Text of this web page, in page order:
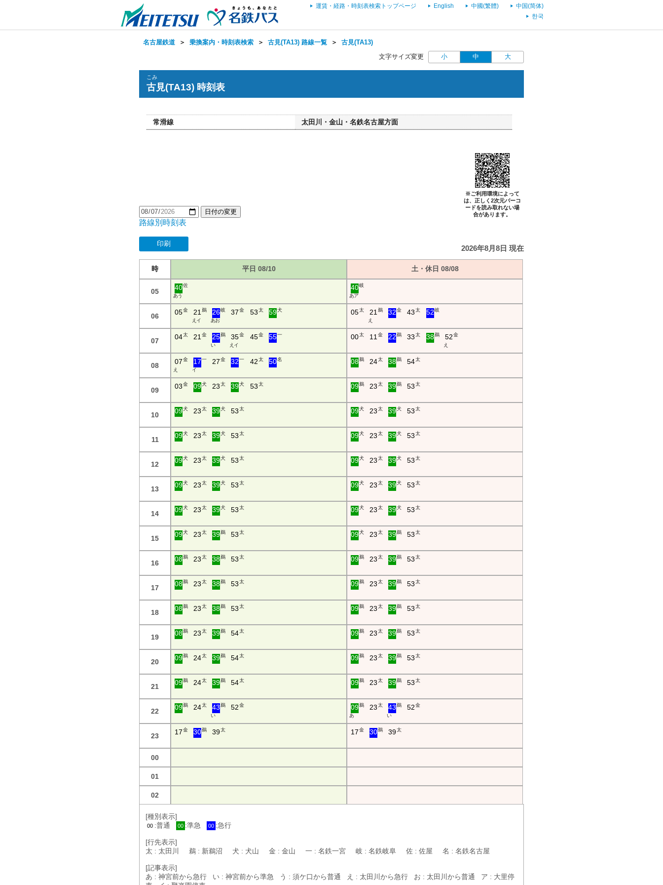
運賃・経路・時刻表検索トップページ English 中國(繁體)
中国(简体)
한국
名古屋鉄道 ＞ 乗換案内・時刻表検索 ＞ 古見(TA13) 路線一覧 ＞ 古見(TA13)
文字サイズ変更 小 中 大
こみ
古見(TA13) 時刻表
常滑線 太田川・金山・名鉄名古屋方面
※ご利用環境によって
は、正しく2次元バーコ
ードを読み取れない場
合があります。
日付の変更
路線別時刻表
印刷
2026年8月8日 現在
時 平日 08/10 土・休日 08/08
05 40佐
あ う
40岐
あ ア
06 05金 21鵜
え イ
26岐
あ お
37 金 53太 59犬 05太 21鵜
え
32 金 43 太 52岐
07 04太 21金 25鵜
い
35金
え イ
45金 55一 00太 11金 22 鵜 33 太 38鵜 52金
え
08 07金
え
17一
イ
27 金 32 一 42太 50名 08鵜 24太 38鵜 54太
09 03金 09犬 23 太 39犬 53太 09鵜 23太 39鵜 53 太
10 09犬 23太 39犬 53 太 09犬 23太 39犬 53 太
11 09犬 23太 39犬 53 太 09犬 23太 39犬 53 太
12 09犬 23太 39犬 53 太 09犬 23太 39犬 53 太
13 09犬 23太 39犬 53 太 09犬 23太 39犬 53 太
14 09犬 23太 39犬 53 太 09犬 23太 39犬 53 太
15 09犬 23太 39鵜 53 太 09犬 23太 39鵜 53 太
16 08鵜 23太 38鵜 53 太 09鵜 23太 39鵜 53 太
17 08鵜 23太 38鵜 53 太 09鵜 23太 39鵜 53 太
18 08鵜 23太 38鵜 53 太 09鵜 23太 39鵜 53 太
19 08鵜 23太 39鵜 54太 09鵜 23太 39鵜 53 太
20 09鵜 24太 39鵜 54太 09鵜 23太 39鵜 53 太
21 09鵜 24太 39鵜 54太 09鵜 23太 39鵜 53 太
22 09鵜 24太 43 鵜
い
52 金 09鵜
あ
23太 43 鵜
い
52 金
23 17金 30鵜 39太 17金 30鵜 39太
00
01
02
[種別表示]
00 :普通 00 :準急 00 :急行
[行先表示]
太 : 太田川 鵜 : 新鵜沼 犬 : 犬山 金 : 金山 一 : 名鉄一宮 岐 : 名鉄岐阜 佐 : 佐屋 名 : 名鉄名古屋
[記事表示]
あ : 神宮前から急行 い : 神宮前から準急 う : 須ケ口から普通 え : 太田川から急行 お : 太田川から普通 ア : 大里停